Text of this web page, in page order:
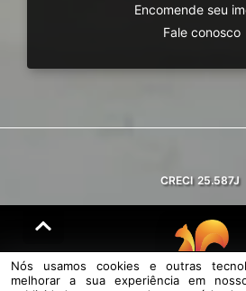
Encomende seu
Fale conosco
CRECI 25.587J
© DESENVOLVIDO PELA
Nós usamos cookies e outras
melhorar a sua experiência em